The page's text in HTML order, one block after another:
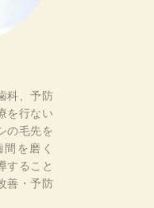
科、予防
を行ない
の毛先を
を磨く
すること
善・予防